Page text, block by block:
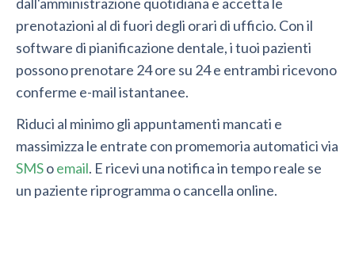
prenotazioni al di fuori degli orari di ufficio. Con il
software di pianificazione dentale, i tuoi pazienti
possono prenotare 24 ore su 24 e entrambi ricevono
conferme e-mail istantanee.
Riduci al minimo gli appuntamenti mancati e
massimizza le entrate con promemoria automatici via
SMSoemail. E ricevi una notifica in tempo reale se
un paziente riprogramma o cancella online.